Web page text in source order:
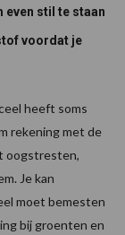
even stil te staan
voordat je
heeft soms
rekening met de
oogstresten,
Je kan
moet bemesten
bij groenten en